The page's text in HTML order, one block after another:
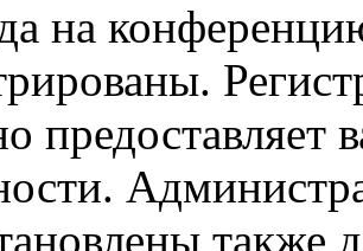
на
предоставляет
также